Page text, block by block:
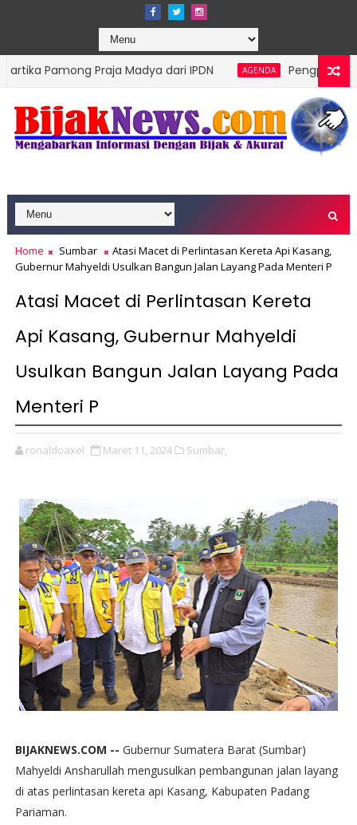
Praja Madya dari IPDN AGENDA Pengprov Squash
Home Sumbar
Atasi Macet di Perlintasan Kereta Api Kasang,
Gubernur Mahyeldi Usulkan Bangun Jalan Layang Pada Menteri P
Atasi Macet di Perlintasan Kereta
Api Kasang, Gubernur Mahyeldi
Usulkan Bangun Jalan Layang Pada
Menteri P
ronaldoaxel Maret 11, 2024 Sumbar,
BIJAKNEWS.COM -- Gubernur Sumatera Barat (Sumbar)
Mahyeldi Ansharullah mengusulkan pembangunan jalan layang
di atas perlintasan kereta api Kasang, Kabupaten Padang
Pariaman.